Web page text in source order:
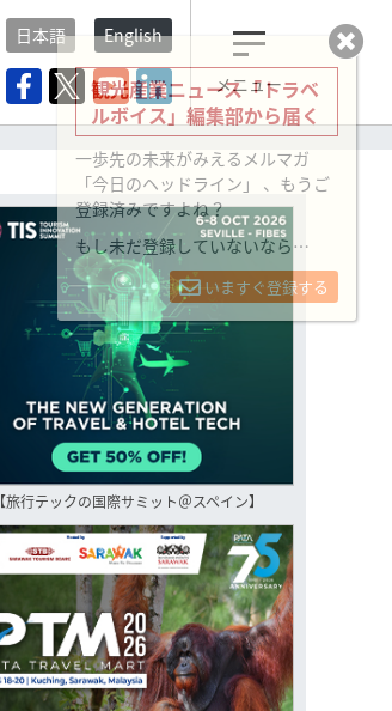
日本語 English
メニュー
【旅行テックの国際サミット＠スペイン】
観光産業ニュース「トラベ
ルボイス」編集部から届く
一歩先の未来がみえるメルマガ
「今日のヘッドライン」 、もうご
登録済みですよね？
もし未だ登録していないなら…
いますぐ登録する